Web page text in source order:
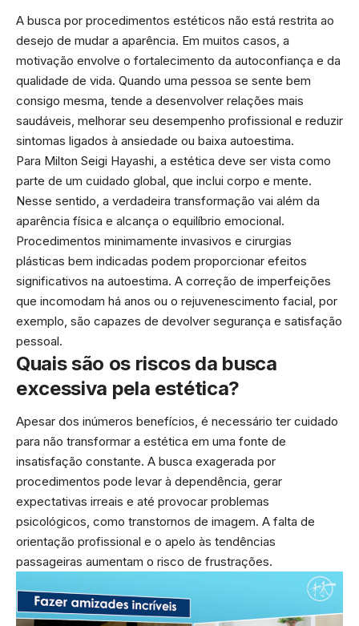
A busca por procedimentos estéticos não está restrita ao
desejo de mudar a aparência. Em muitos casos, a
motivação envolve o fortalecimento da autoconfiança e da
qualidade de vida. Quando uma pessoa se sente bem
consigo mesma, tende a desenvolver relações mais
saudáveis, melhorar seu desempenho profissional e reduzir
sintomas ligados à ansiedade ou baixa autoestima.
Para Milton Seigi Hayashi, a estética deve ser vista como
parte de um cuidado global, que inclui corpo e mente.
Nesse sentido, a verdadeira transformação vai além da
aparência física e alcança o equilíbrio emocional.
Procedimentos minimamente invasivos e cirurgias
plásticas bem indicadas podem proporcionar efeitos
significativos na autoestima. A correção de imperfeições
que incomodam há anos ou o rejuvenescimento facial, por
exemplo, são capazes de devolver segurança e satisfação
pessoal.
Quais são os riscos da busca
excessiva pela estética?
Apesar dos inúmeros benefícios, é necessário ter cuidado
para não transformar a estética em uma fonte de
insatisfação constante. A busca exagerada por
procedimentos pode levar à dependência, gerar
expectativas irreais e até provocar problemas
psicológicos, como transtornos de imagem. A falta de
orientação profissional e o apelo às tendências
passageiras aumentam o risco de frustrações.